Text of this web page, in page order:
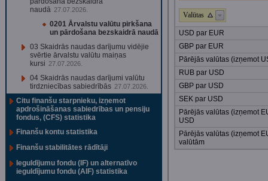
naudā 27.07.2026.
0201 Ārvalstu valūtu pirkšana
un pārdošana bezskaidrā naudā
03 Skaidrās naudas darījumu vidējie
svērtie ārvalstu valūtu maiņas
kursi 27.07.2026.
04 Skaidrās naudas darījumi valūtu
tirdzniecības sabiedrībās 27.07.2026.
Citu finanšu starpnieku, izņemot
apdrošināšanas sabiedrības un pensiju
fondus, (CFS) statistika
Finanšu kontu statistika
Finanšu stabilitātes rādītāji
Ieguldījumu fondu (IF) un alternatīvo
ieguldījumu fondu (AIF) statistika
Valūtas
USD par EUR
GBP par EUR
Pārējās valūtas (izņemot
RUB par USD
GBP par USD
SEK par USD
Pārējās valūtas (izņemot
USD
Pārējās valūtas (izņemot
valūtām